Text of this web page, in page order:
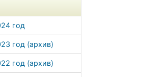
год
год (архив)
год (архив)